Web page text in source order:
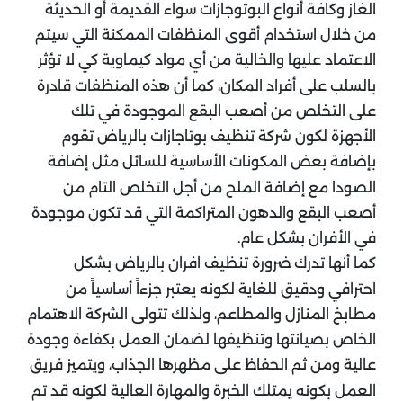
الغاز وكافة أنواع البوتوجازات سواء القديمة أو الحديثة
من خلال استخدام أقوى المنظفات الممكنة التي سيتم
الاعتماد عليها والخالية من أي مواد كيماوية كي لا تؤثر
بالسلب على أفراد المكان، كما أن هذه المنظفات قادرة
على التخلص من أصعب البقع الموجودة في تلك
الأجهزة لكون شركة تنظيف بوتاجازات بالرياض تقوم
بإضافة بعض المكونات الأساسية للسائل مثل إضافة
الصودا مع إضافة الملح من أجل التخلص التام من
أصعب البقع والدهون المتراكمة التي قد تكون موجودة
في الأفران بشكل عام.
كما أنها تدرك ضرورة تنظيف افران بالرياض بشكل
احترافي ودقيق للغاية لكونه يعتبر جزءاً أساسياً من
مطابخ المنازل والمطاعم، ولذلك تتولى الشركة الاهتمام
الخاص بصيانتها وتنظيفها لضمان العمل بكفاءة وجودة
عالية ومن ثم الحفاظ على مظهرها الجذاب، ويتميز فريق
العمل بكونه يمتلك الخبرة والمهارة العالية لكونه قد تم